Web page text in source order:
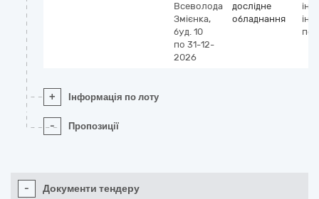
Всеволода
Змієнка,
буд. 10
по 31-12-
2026
дослідне
обладнання
+ Інформація по лоту
- Пропозиції
- Документи тендеру